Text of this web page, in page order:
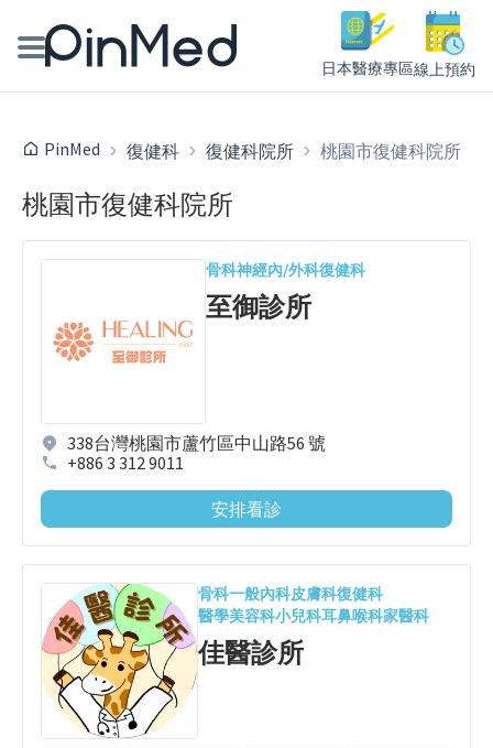
日本醫療專區線上預約
我是醫療人員
PinMed 復健科 復健科院所 桃園市復健科院所
桃園市復健科院所
骨科神經內/外科復健科
至御診所
338台灣桃園市蘆竹區中山路56 號
+886 3 312 9011
安排看診
骨科一般內科皮膚科復健科
醫學美容科小兒科耳鼻喉科家醫科
佳醫診所